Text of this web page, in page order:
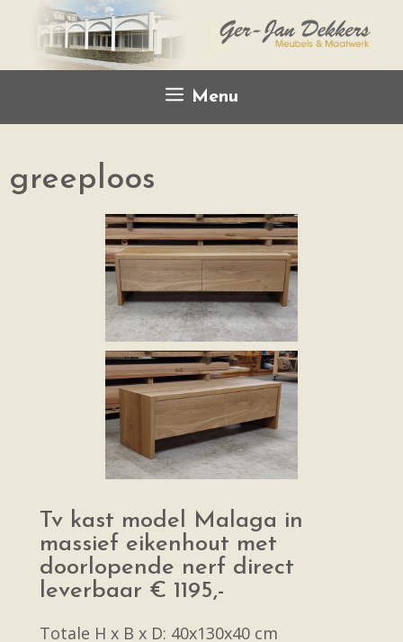
Menu
greeploos
Tv kast model Malaga in
massief eikenhout met
doorlopende nerf direct
leverbaar € 1195,-
Totale H x B x D: 40x130x40 cm